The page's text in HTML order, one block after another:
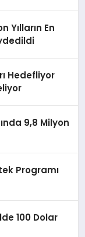
Yılların En
Hedefliyor
9,8 Milyon
Programı
100 Dolar